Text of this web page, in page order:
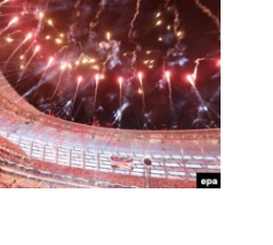
STANDARTLARIMIZ